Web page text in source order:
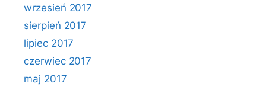
wrzesień 2017
sierpień 2017
lipiec 2017
czerwiec 2017
maj 2017